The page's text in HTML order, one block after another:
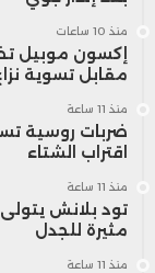
منذ 10 ساعات
مقابل تسوية
منذ 11 ساعة
ضربات روسية
اقتراب الشتاء
منذ 11 ساعة
تود بلانش يتولى
مثيرة للجدل
منذ 11 ساعة